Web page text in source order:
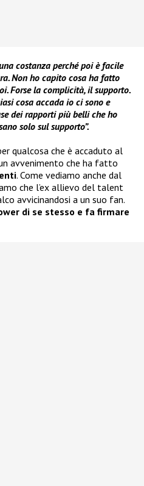
costanza perché poi è facile
Non ho capito cosa ha fatto
Forse la complicità, il supporto.
cosa accada io ci sono e
dei rapporti più belli che ho
solo sul supporto”.
qualcosa che è accaduto al
avvenimento che ha fatto
. Come vediamo anche dal
che l’ex allievo del talent
avvicinandosi a un suo fan.
di se stesso e fa firmare